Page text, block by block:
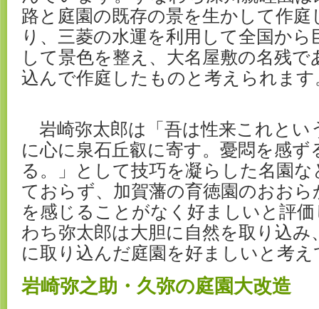
路と庭園の既存の景を生かして作
り、三菱の水運を利用して全国か
して景色を整え、大名屋敷の名残
込んで作庭したものと考えられます
岩崎弥太郎は「吾は性来これとい
に心に泉石丘叡に寄す。憂悶を感ず
る。」として技巧を凝らした名園
ておらず、加賀藩の育徳園のおお
を感じることがなく好ましいと評
わち弥太郎は大胆に自然を取り込み
に取り込んだ庭園を好ましいと考
岩崎弥之助・久弥の庭園大改造